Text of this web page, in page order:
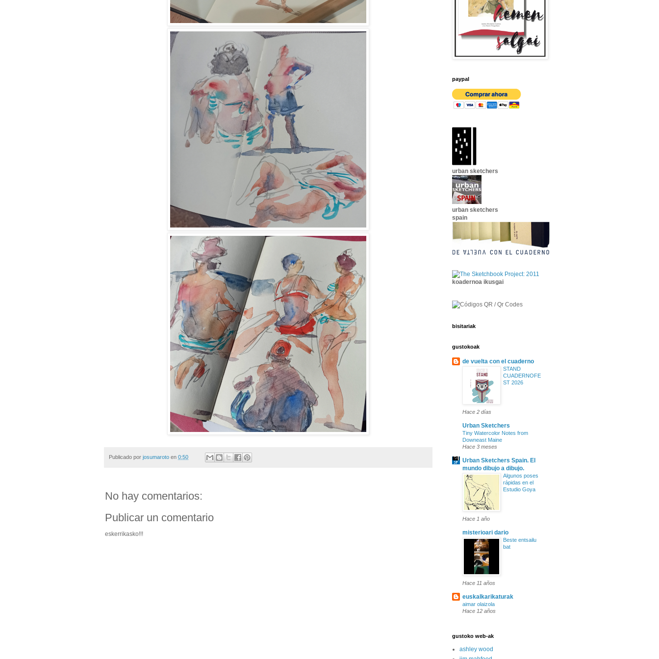
Publicado por josumaroto en 0:50
No hay comentarios:
Publicar un comentario
eskerrikasko!!!
paypal
urban sketchers
urban sketchers
spain
koadernoa ikusgai
bisitariak
gustokoak
de vuelta con el cuaderno
STAND
CUADERNOFE
ST 2026
Hace 2 días
Urban Sketchers
Tiny Watercolor Notes from
Downeast Maine
Hace 3 meses
Urban Sketchers Spain. El
mundo dibujo a dibujo.
Algunos poses
rápidas en el
Estudio Goya
Hace 1 año
misterioari dario
Beste entsailu
bat
Hace 11 años
euskalkarikaturak
aimar olaizola
Hace 12 años
gustoko web-ak
ashley wood